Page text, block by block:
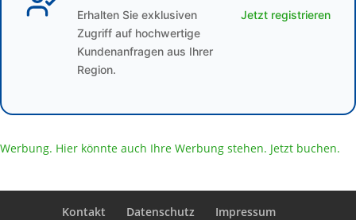
Erhalten Sie exklusiven
Zugriff auf hochwertige
Kundenanfragen aus Ihrer
Region.
Jetzt registrieren
Werbung. Hier könnte auch Ihre Werbung stehen. Jetzt buchen.
Kontakt Datenschutz
Impressum